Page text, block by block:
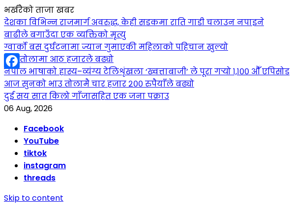
भर्खरैको ताजा खबर
देशका विभिन्न राजमार्ग अवरुद्ध, केही सडकमा राति गाडी चलाउन नपाइने
बाढीले बगाउँदा एक व्यक्तिको मृत्यु
ग्वार्को बस दुर्घटनामा ज्यान गुमाएकी महिलाको पहिचान खुल्यो
सुन तोलामा आठ हजारले बढ्यो
नेपाल भाषाको हास्य–व्यंग्य टेलिशृंखला ‘ख्वत्ताबाजी’ ले पूरा गर्‍यो १,१०० औँ एपिसोड
आज सुनको भाउ तोलामै चार हजार २०० रुपैयाँले बढ्यो
दुई सय सात किलो गाँजासहित एक जना पक्राउ
06 Aug, 2026
Facebook
YouTube
tiktok
instagram
threads
Skip to content
Facebook